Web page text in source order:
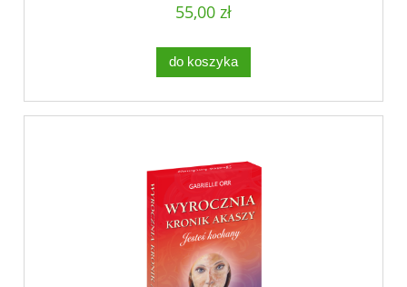
55,00 zł
do koszyka